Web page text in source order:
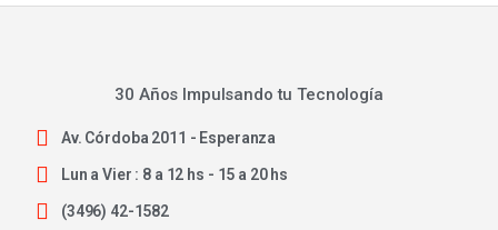
30 Años Impulsando tu Tecnología
Av. Córdoba 2011 - Esperanza
Lun a Vier : 8 a 12 hs - 15 a 20 hs
(3496) 42-1582